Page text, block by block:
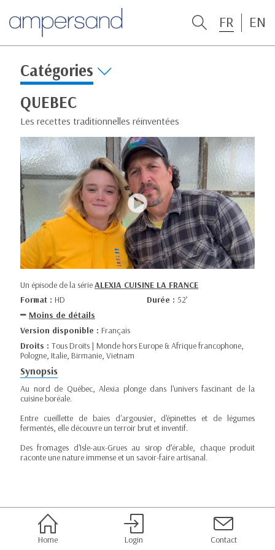
FR EN
Catégories
QUEBEC
Les recettes traditionnelles réinventées
Un épisode de la sérieALEXIA CUISINE LA FRANCE
Format : HD Durée : 52’
Moins de détails
Version disponible : Français
Droits : Tous Droits | Monde hors Europe & Afrique francophone,
Pologne, Italie, Birmanie, Vietnam
Synopsis
Au nord de Québec, Alexia plonge dans l'univers fascinant de la
cuisine boréale.
Entre cueillette de baies d'argousier, d'épinettes et de légumes
fermentés, elle découvre un terroir brut et inventif.
Des fromages d'Isle-aux-Grues au sirop d’érable, chaque produit
raconte une nature immense et un savoir-faire artisanal.
Home Login Contact